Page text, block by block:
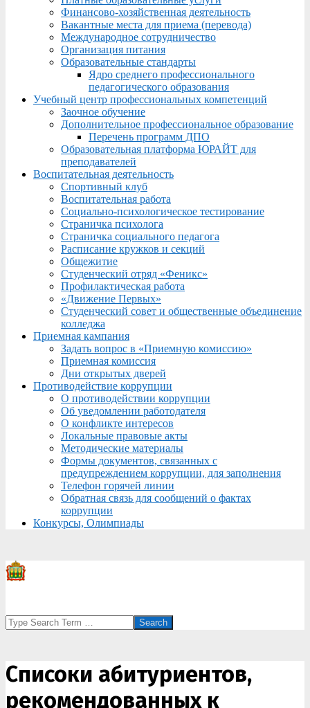
Финансово-хозяйственная деятельность
Вакантные места для приема (перевода)
Международное сотрудничество
Организация питания
Образовательные стандарты
Ядро среднего профессионального
педагогического образования
Учебный центр профессиональных компетенций
Заочное обучение
Дополнительное профессиональное образование
Перечень программ ДПО
Образовательная платформа ЮРАЙТ для
преподавателей
Воспитательная деятельность
Спортивный клуб
Воспитательная работа
Социально-психологическое тестирование
Страничка психолога
Страничка социального педагога
Расписание кружков и секций
Общежитие
Студенческий отряд «Феникс»
Профилактическая работа
«Движение Первых»
Студенческий совет и общественные объединение
колледжа
Приемная кампания
Задать вопрос в «Приемную комиссию»
Приемная комиссия
Дни открытых дверей
Противодействие коррупции
О противодействии коррупции
Об уведомлении работодателя
О конфликте интересов
Локальные правовые акты
Методические материалы
Формы документов, связанных с
предупреждением коррупции, для заполнения
Телефон горячей линии
Обратная связь для сообщений о фактах
коррупции
Конкурсы, Олимпиады
Search
Списоки абитуриентов,
рекомендованных к